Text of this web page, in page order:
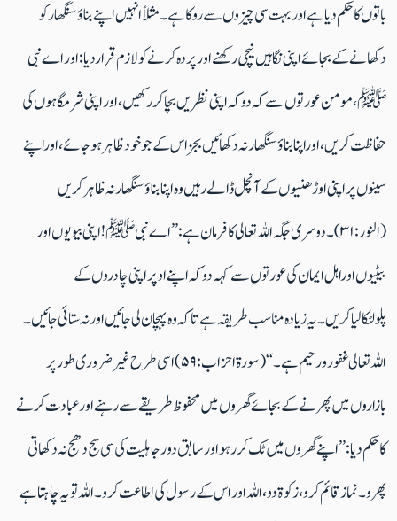
باتوں کا حکم دیا ہے اوربہت سی چیزوں سے روکاہے۔ مثلاً انہیں اپنے بناؤ سنگھارکو
دکھانے کے بجائے اپنی نگاہیں نیچی رکھنے اورپردہ کرنے کولازم قراردیا :اور اے نبی
ﷺ، مومن عورتوں سے کہ دو کہ اپنی نظریں بچاکر رکھیں، اور اپنی شرمگاہوں کی
حفاظت کریں، اوراپنا بناؤ سنگھارنہ دکھائیں بجزاس کے جوخود ظاہر ہوجائے، اوراپنے
سینوں پر اپنی اوڑھنیوں کے آنچل ڈالے رہیں وہ اپنا بناؤ سنگھار نہ ظاہر کریں
(النور:۳۱)۔دوسری جگہ اللہ تعالی کافرمان ہے:’’اے نبی ﷺ! اپنی بیویوں اور
بیٹیوں اوراہل ایمان کی عورتوں سے کہہ دو کہ اپنے اوپر اپنی چادروں کے
پلولٹکالیاکریں۔ یہ زیادہ مناسب طریقہ ہے تاکہ وہ پہچان لی جائیں اور نہ ستائی جائیں۔
اللہ تعالی غفور و رحیم ہے۔‘‘ (سورۃ احزاب:۵۹) اسی طرح غیرضروری طور پر
بازاروں میں پھرنے کے بجائے گھروں میں محفوظ طریقے سے رہنے اور عبادت کرنے
کا حکم دیا: ’’اپنے گھروں میں ٹک کررہو اور سابق دور جاہلیت کی سی سج دھج نہ دکھاتی
پھرو۔ نماز قائم کرو، زکوۃ دو، اللہ اور اس کے رسول کی اطاعت کرو۔ اللہ تو یہ چاہتاہے